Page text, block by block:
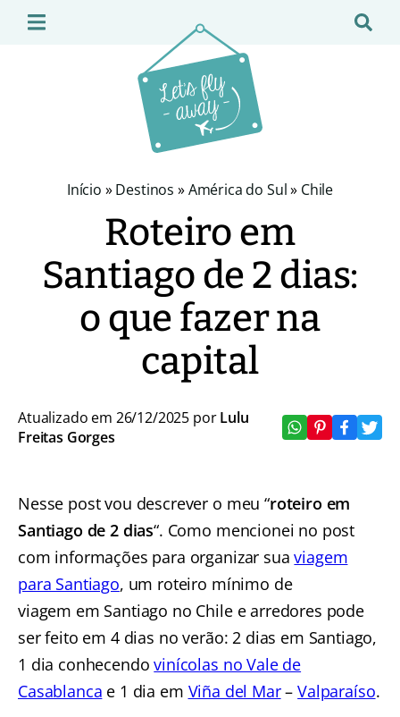
Início »Destinos »América do Sul» Chile
Roteiro em
Santiago de 2 dias:
o que fazer na
capital
Atualizado em 26/12/2025 porLulu
Freitas Gorges
Nesse post vou descrever o meu “roteiro em
Santiago de 2 dias“. Como mencionei no post
com informações para organizar suaviagem
para Santiago, um roteiro mínimo de
viagem em Santiago no Chile e arredores pode
ser feito em 4 dias no verão: 2 dias em Santiago,
1 dia conhecendovinícolas no Vale de
Casablanca e 1 dia em Viña del Mar–Valparaíso.